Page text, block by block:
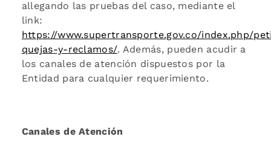
allegando las pruebas del caso, mediante el
link:
https://www.supertransporte.gov.co/index.php/
quejas-y-reclamos/. Además, pueden acudir a
los canales de atención dispuestos por la
Entidad para cualquier requerimiento.
Canales de Atención